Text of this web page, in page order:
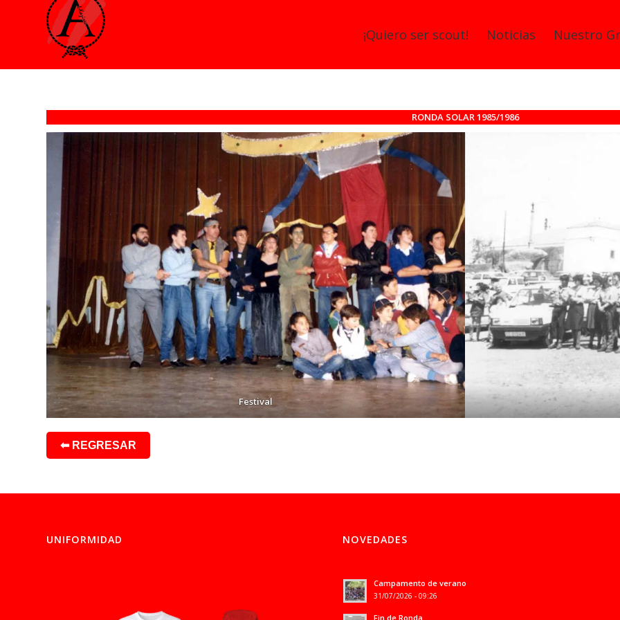
¡Quiero ser scout! Noticias Nuestro
RONDA SOLAR 1985/1986
Festival
⬅ REGRESAR
UNIFORMIDAD NOVEDADES
Campamento de verano
31/07/2026 - 09:26
Fin de Ronda